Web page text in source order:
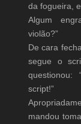
da fogueira,
Algum
violão?”
De cara
segue o
questionou:
script!”
mandou